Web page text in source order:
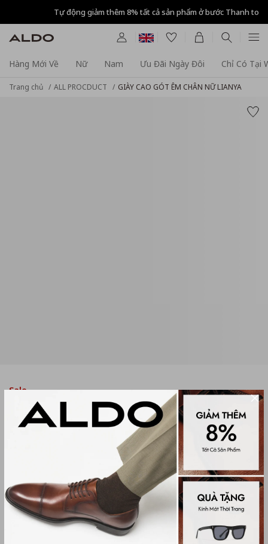
Tự động giảm thêm 8% tất cả sản phẩm ở bước Thanh toán
Hàng Mới Về Nữ Nam Ưu Đãi Ngày Đôi Chỉ Có Tại
Trang chủ ALL PROCDUCT GIÀY CAO GÓT ÊM CHÂN NỮ LIANYA
Sale
GIÀY CAO GÓT ÊM CHÂN NỮ
LIANYA
Women Heels
1,199,000₫ 2,350,000₫
OPEN ORANGE